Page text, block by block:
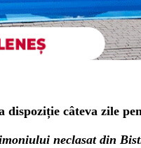
dispoziție câteva zile
neclasat din